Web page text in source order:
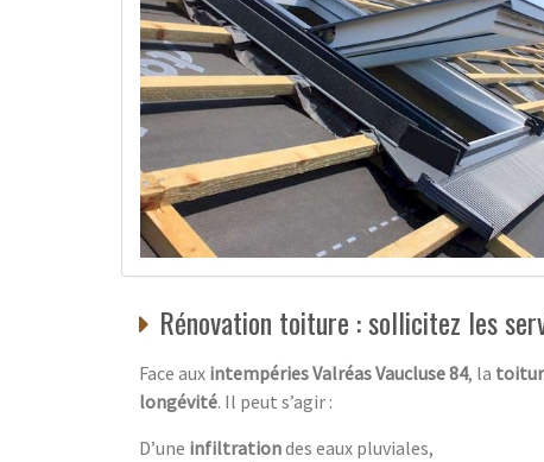
Rénovation toiture : sollicitez les
Face aux intempéries Valréas Vaucluse 84, la
longévité. Il peut s’agir :
D’une infiltrationdes eaux pluviales,